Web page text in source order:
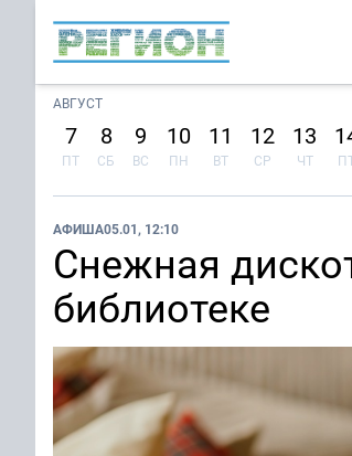
АВГУСТ
7
ПТ
8
СБ
9
ВС
10
ПН
11
ВТ
12
СР
13
ЧТ
АФИША05.01, 12:10
Снежная
библиотеке